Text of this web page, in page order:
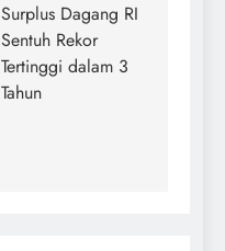
Surplus Dagang RI
Sentuh Rekor
Tertinggi dalam 3
Tahun